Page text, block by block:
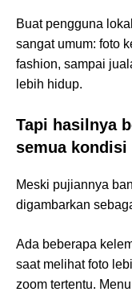
Buat pengguna
sangat umum: foto
fashion, sampai
lebih hidup.
Tapi hasilnya
semua kondisi
Meski pujiannya
digambarkan
Ada beberapa
saat melihat foto
zoom tertentu.